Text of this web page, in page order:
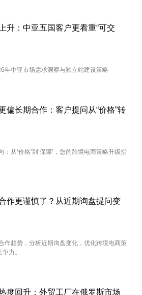
升：中亚五国客户更看重“可交
年中亚市场需求洞察与独立站建设策略
偏长期合作：客户提问从“价格”转
从‘价格’到‘保障’，您的跨境电商策略升级指
作更谨慎了？从近期询盘提问变
作趋势，分析近期询盘变化，优化跨境电商策
力。
度回升：外贸工厂在俄罗斯市场